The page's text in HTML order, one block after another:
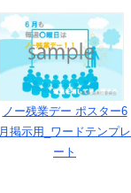
ノー残業デー ポスター6
月掲示用_ワードテンプレ
ート